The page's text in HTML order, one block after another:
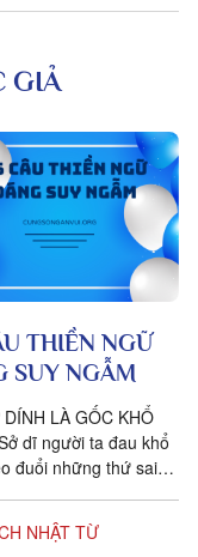
GIẢ
THIỀN NGỮ
SUY NGẪM
DÍNH LÀ GỐC KHỔ
dĩ người ta đau khổ
đuổi những thứ sai
não...
NHẬT TỪ